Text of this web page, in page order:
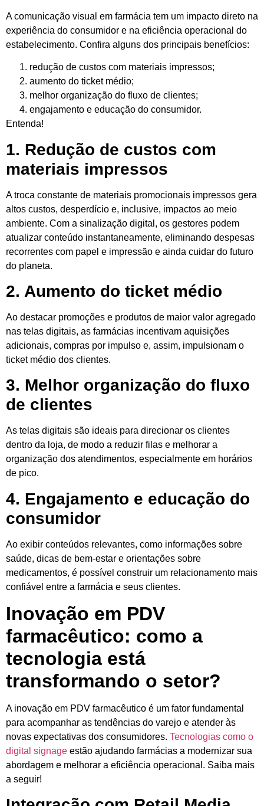
A comunicação visual em farmácia tem um impacto direto na
experiência do consumidor e na eficiência operacional do
estabelecimento. Confira alguns dos principais benefícios:
redução de custos com materiais impressos;
aumento do ticket médio;
melhor organização do fluxo de clientes;
engajamento e educação do consumidor.
Entenda!
1. Redução de custos com
materiais impressos
A troca constante de materiais promocionais impressos gera
altos custos, desperdício e, inclusive, impactos ao meio
ambiente. Com a sinalização digital, os gestores podem
atualizar conteúdo instantaneamente, eliminando despesas
recorrentes com papel e impressão e ainda cuidar do futuro
do planeta.
2. Aumento do ticket médio
Ao destacar promoções e produtos de maior valor agregado
nas telas digitais, as farmácias incentivam aquisições
adicionais, compras por impulso e, assim, impulsionam o
ticket médio dos clientes.
3. Melhor organização do fluxo
de clientes
As telas digitais são ideais para direcionar os clientes
dentro da loja, de modo a reduzir filas e melhorar a
organização dos atendimentos, especialmente em horários
de pico.
4. Engajamento e educação do
consumidor
Ao exibir conteúdos relevantes, como informações sobre
saúde, dicas de bem-estar e orientações sobre
medicamentos, é possível construir um relacionamento mais
confiável entre a farmácia e seus clientes.
Inovação em PDV
farmacêutico: como a
tecnologia está
transformando o setor?
A inovação em PDV farmacêutico é um fator fundamental
para acompanhar as tendências do varejo e atender às
novas expectativas dos consumidores. Tecnologias como o
digital signage estão ajudando farmácias a modernizar sua
abordagem e melhorar a eficiência operacional. Saiba mais
a seguir!